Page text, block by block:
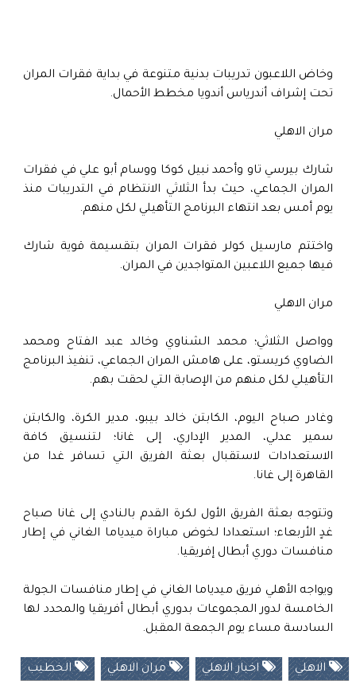
وخاض اللاعبون تدريبات بدنية متنوعة في بداية فقرات المران
تحت إشراف أندرياس أندويا مخطط الأحمال.
مران الاهلي
شارك بيرسي تاو وأحمد نبيل كوكا ووسام أبو علي في فقرات
المران الجماعي، حيث بدأ الثلاثي الانتظام في التدريبات منذ
يوم أمس بعد انتهاء البرنامج التأهيلي لكل منهم.
واختتم مارسيل كولر فقرات المران بتقسيمة قوية شارك
فيها جميع اللاعبين المتواجدين في المران.
مران الاهلي
وواصل الثلاثي؛ محمد الشناوي وخالد عبد الفتاح ومحمد
الضاوي كريستو، على هامش المران الجماعي، تنفيذ البرنامج
التأهيلي لكل منهم من الإصابة التي لحقت بهم.
وغادر صباح اليوم، الكابتن خالد بيبو، مدير الكرة، والكابتن
سمير عدلي، المدير الإداري، إلى غانا؛ لتنسيق كافة
الاستعدادات لاستقبال بعثة الفريق التي تسافر غدا من
القاهرة إلى غانا.
وتتوجه بعثة الفريق الأول لكرة القدم بالنادي إلى غانا صباح
غدٍ الأربعاء؛ استعدادا لخوض مباراة ميدياما الغاني في إطار
منافسات دوري أبطال إفريقيا.
ويواجه الأهلي فريق ميدياما الغاني في إطار منافسات الجولة
الخامسة لدور المجموعات بدوري أبطال أفريقيا والمحدد لها
السادسة مساء يوم الجمعة المقبل.
الاهلي اخبار الاهلي مران الاهلي الخطيب